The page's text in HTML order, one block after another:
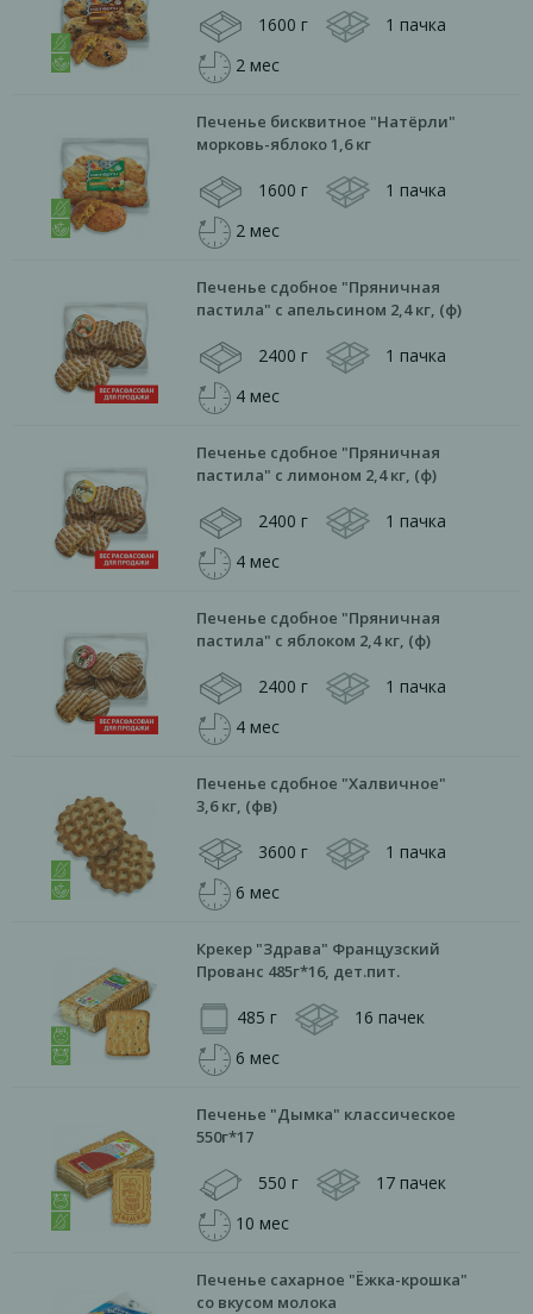
1600 г
1 пачка
2 мес
Печенье бисквитное "Натёрли"
морковь-яблоко 1,6 кг
1600 г
1 пачка
2 мес
Печенье сдобное "Пряничная
пастила" с апельсином 2,4 кг, (ф)
2400 г
1 пачка
4 мес
Печенье сдобное "Пряничная
пастила" с лимоном 2,4 кг, (ф)
2400 г
1 пачка
4 мес
Печенье сдобное "Пряничная
пастила" с яблоком 2,4 кг, (ф)
2400 г
1 пачка
4 мес
Печенье сдобное "Халвичное"
3,6 кг, (фв)
3600 г
1 пачка
6 мес
Крекер "Здрава" Французский
Прованс 485г*16, дет.пит.
485 г
16 пачек
6 мес
Печенье "Дымка" классическое
550г*17
550 г
17 пачек
10 мес
Печенье сахарное "Ёжка-крошка"
со вкусом молока